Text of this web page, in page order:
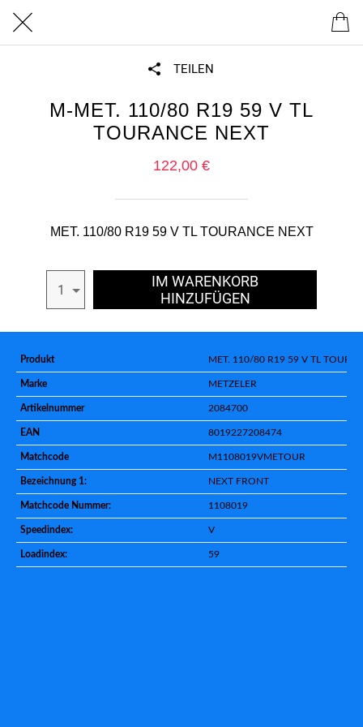
TEILEN
M-MET. 110/80 R19 59 V TL
TOURANCE NEXT
122,00 €
MET. 110/80 R19 59 V TL TOURANCE NEXT
1
IM WARENKORB
HINZUFÜGEN
Produkt MET. 110/80 R19 59 V TL
Marke METZELER
Artikelnummer 2084700
EAN 8019227208474
Matchcode M1108019VMETOUR
Bezeichnung 1: NEXT FRONT
Matchcode Nummer: 1108019
Speedindex: V
Loadindex: 59